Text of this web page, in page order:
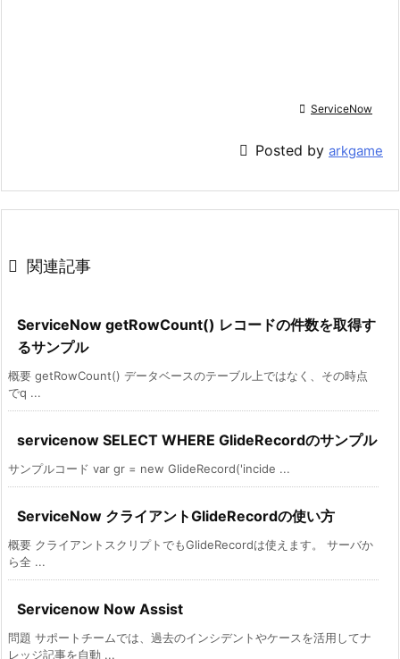
 ServiceNow
 Posted by arkgame
 関連記事
ServiceNow getRowCount() レコードの件数を取得す
るサンプル
概要 getRowCount() データベースのテーブル上ではなく、その時点
でq ...
servicenow SELECT WHERE GlideRecordのサンプル
サンプルコード var gr = new GlideRecord('incide ...
ServiceNow クライアントGlideRecordの使い方
概要 クライアントスクリプトでもGlideRecordは使えます。 サーバか
ら全 ...
Servicenow Now Assist
問題 サポートチームでは、過去のインシデントやケースを活用してナ
レッジ記事を自動 ...